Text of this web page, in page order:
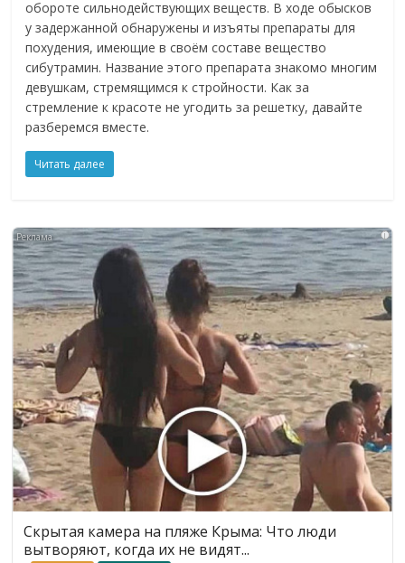
обороте сильнодействующих веществ. В ходе обысков
у задержанной обнаружены и изъяты препараты для
похудения, имеющие в своём составе вещество
сибутрамин. Название этого препарата знакомо многим
девушкам, стремящимся к стройности. Как за
стремление к красоте не угодить за решетку, давайте
разберемся вместе.
Читать далее
i
Скрытая камера на пляже Крыма: Что люди
вытворяют, когда их не видят...